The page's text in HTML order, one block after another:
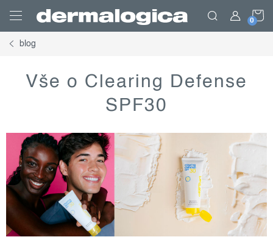
obsah
blog
Vše o Clearing Defense
SPF30